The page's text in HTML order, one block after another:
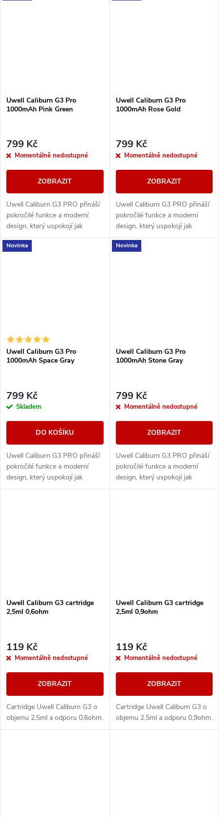
Uwell Caliburn G3 Pro
1000mAh Pink Green
799 Kč
Momentálně nedostupné
ZOBRAZIT
Uwell Caliburn G3 PRO přináší
pokročilé funkce a moderní
design, který uspokojí jak
začátečníky, tak pokročilé
vapery. S barevným LCD
Uwell Caliburn G3 Pro
1000mAh Rose Gold
799 Kč
Momentálně nedostupné
ZOBRAZIT
Uwell Caliburn G3 PRO přináší
pokročilé funkce a moderní
design, který uspokojí jak
začátečníky, tak pokročilé
vapery. S barevným LCD
Novinka
Uwell Caliburn G3 Pro
1000mAh Space Gray
799 Kč
Skladem
DO KOŠÍKU
Uwell Caliburn G3 PRO přináší
pokročilé funkce a moderní
design, který uspokojí jak
začátečníky, tak pokročilé
Novinka
Uwell Caliburn G3 Pro
1000mAh Stone Gray
799 Kč
Momentálně nedostupné
ZOBRAZIT
Uwell Caliburn G3 PRO přináší
pokročilé funkce a moderní
design, který uspokojí jak
začátečníky, tak pokročilé
Uwell Caliburn G3 cartridge
2,5ml 0,6ohm
119 Kč
Momentálně nedostupné
ZOBRAZIT
Cartridge Uwell Caliburn G3 o
objemu 2,5ml a odporu 0,6ohm.
Uwell Caliburn G3 cartridge
2,5ml 0,9ohm
119 Kč
Momentálně nedostupné
ZOBRAZIT
Cartridge Uwell Caliburn G3 o
objemu 2,5ml a odporu 0,9ohm.